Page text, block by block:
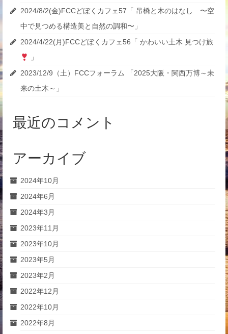
2024/8/2(金)FCCどぼくカフェ57「 吊橋と木のはなし 〜空
中で見つめる構造美と自然の調和〜」
2024/4/22(月)FCCどぼくカフェ56「 かわいい土木 見つけ旅
」
2023/12/9（土）FCCフォーラム 「2025大阪・関西万博～未
来の土木～」
最近のコメント
アーカイブ
2024年10月
2024年6月
2024年3月
2023年11月
2023年10月
2023年5月
2023年2月
2022年12月
2022年10月
2022年8月